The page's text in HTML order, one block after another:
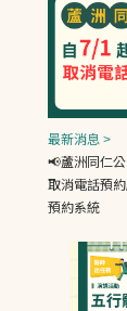
最新消息 >
📢蘆洲同仁
取消電話預
預約系統